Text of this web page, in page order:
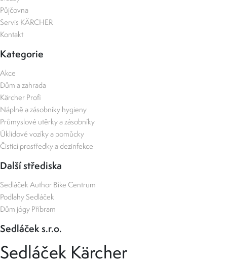
Půjčovna
Servis KÄRCHER
Kontakt
Kategorie
Akce
Dům a zahrada
Kärcher Profi
Náplně a zásobníky hygieny
Průmyslové utěrky a zásobníky
Úklidové vozíky a pomůcky
Čisticí prostředky a dezinfekce
Další střediska
Sedláček Author Bike Centrum
Podlahy Sedláček
Dům jógy Příbram
Sedláček s.r.o.
Sedláček Kärcher